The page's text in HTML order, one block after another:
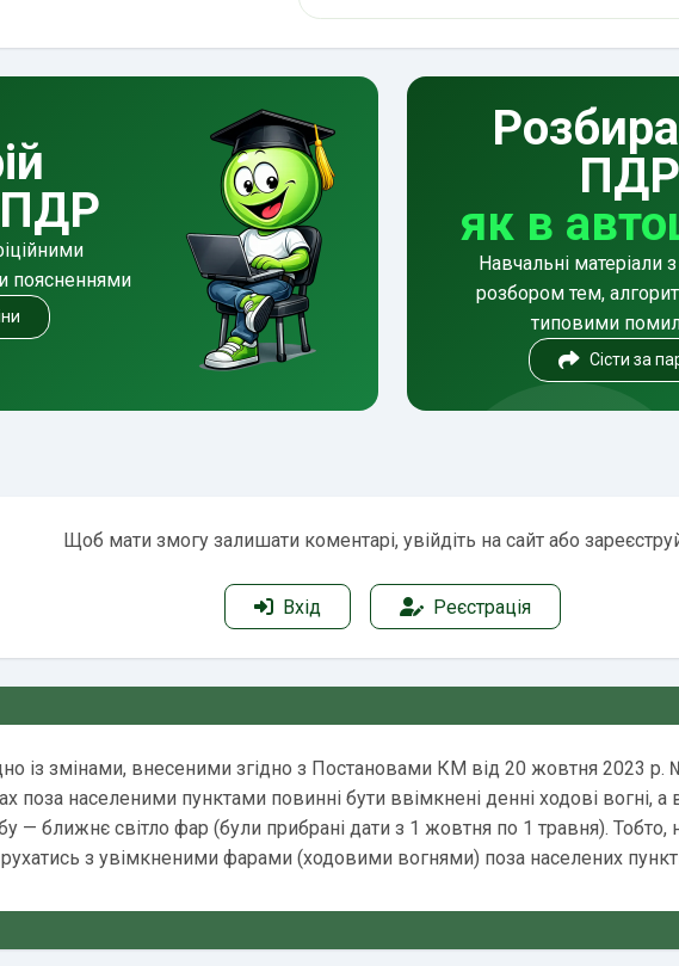
ПДР
поясненнями
ПДР
як в
Навчальні матеріали
розбором тем,
типовими
Сісти за
Щоб мати змогу залишати коментарі, увійдіть на сайт або
Вхід Реєстрація
із змінами, внесеними згідно з Постановами КМ від 20 жовтня 2023 р.
поза населеними пунктами повинні бути ввімкнені денні ходові вогні, а в
— ближнє світло фар (були прибрані дати з 1 жовтня по 1 травня). Тобто,
рухатись з увімкненими фарами (ходовими вогнями) поза населених